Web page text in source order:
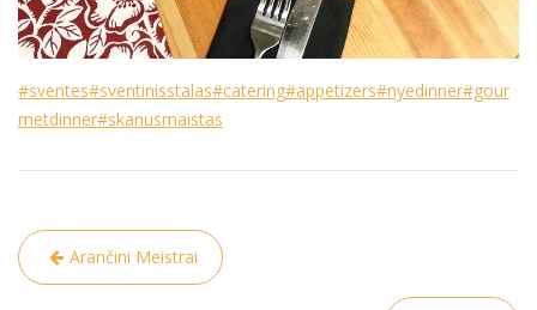
#sventes#sventinisstalas#catering#appetizers#nyedinner#gour
metdinner#skanusmaistas
Navigacija
tarp
Arančini Meistrai